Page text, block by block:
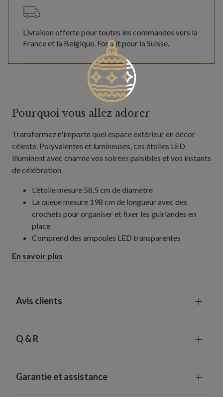
Livraison offerte pour toutes les commandes vers la
France et la Belgique. Forfait pour la Suisse.
Pourquoi vous allez adorer
Transformez n'importe quel espace extérieur en décor
céleste. Polyvalentes et lumineuses, ces étoiles LED
illuminent avec charme vos soirées paisibles et vos instants
de célébration.
L'étoile mesure 58,5 cm de diamètre
La queue mesure 198 cm de longueur avec des
crochets pour organiser et fixer les guirlandes en
place
Comprend des ampoules LED transparentes
Fabriquée en acier
En savoir plus
Avis clients
Q & R
Garantie et assistance